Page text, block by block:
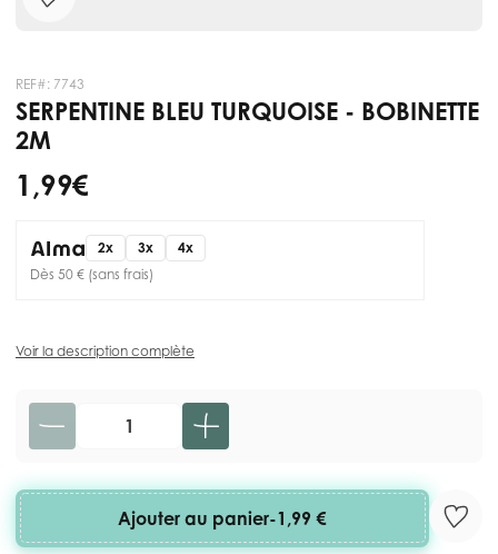
REF#: 7743
SERPENTINE BLEU TURQUOISE - BOBINETTE
2M
1,99 €
2x 3x
4x
Dès 50 € (sans frais)
Voir la description complète
Quantité
Ajouter au panier-1,99 €